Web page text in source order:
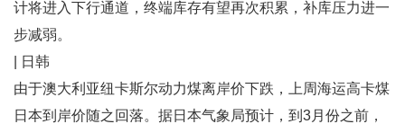
计将进入下行通道，终端库存有望再次积累，补库压力进一
步减弱。
| 日韩
由于澳大利亚纽卡斯尔动力煤离岸价下跌，上周海运高卡煤
日本到岸价随之回落。据日本气象局预计，到3月份之前，